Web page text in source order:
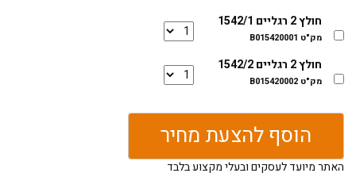
חולץ 2 רגליים 1542/1
מק"ט B015420001
חולץ 2 רגליים 1542/2
מק"ט B015420002
הוסף להצעת מחיר
האתר מיועד לעסקים ובעלי מקצוע בלבד